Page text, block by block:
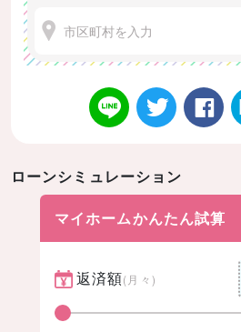
LINE Twitt
ローンシミュレーション
マイホームかんたん試算
返済額(月々)